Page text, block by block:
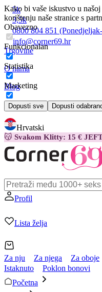
Kako bi vaše iskustvo u
korištenju naše stranice s
Obavezno
Funkcionalan
Statistika
Marketing
Dopusti sve Dopusti
5k
3,5k
0800 804 851
info@corner69.hr
Trgovine
O nama
Blog
Kontakt
Hrvatski
😽 Svakom Klitty: 15 €
Profil
Lista želja
Za nju Za njega Za oboje
Istaknuto
Poklon bonovi
Početna